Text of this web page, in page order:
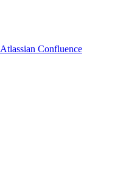
Atlassian Confluence